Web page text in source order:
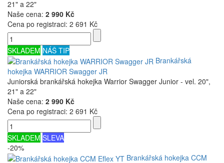
21" a 22"
Naše cena: 2 990 Kč
Cena po registraci: 2 691 Kč
SKLADEM NÁŠ TIP
Brankářská
hokejka WARRIOR Swagger JR
Juniorská brankářská hokejka Warrior Swagger Junior - vel. 20",
21" a 22"
Naše cena: 2 990 Kč
Cena po registraci: 2 691 Kč
SKLADEM SLEVA
-20%
Brankářská hokejka CCM